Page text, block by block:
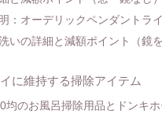
：オーデリックペンダントラ
いの詳細と減額ポイント（鏡
に維持する掃除アイテム
均のお風呂掃除用品とドンキ